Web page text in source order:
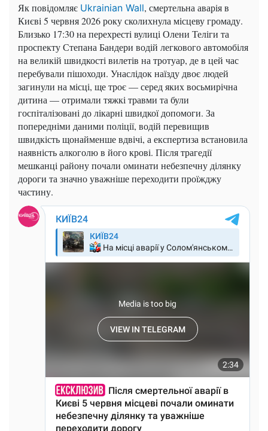
Як повідомляє Ukrainian Wall, смертельна аварія в
Києві 5 червня 2026 року сколихнула місцеву громаду.
Близько 17:30 на перехресті вулиці Олени Теліги та
проспекту Степана Бандери водій легкового автомобіля
на великій швидкості вилетів на тротуар, де в цей час
перебували пішоходи. Унаслідок наїзду двоє людей
загинули на місці, ще троє — серед яких восьмирічна
дитина — отримали тяжкі травми та були
госпіталізовані до лікарні швидкої допомоги. За
попередніми даними поліції, водій перевищив
швидкість щонайменше вдвічі, а експертиза встановила
наявність алкоголю в його крові. Після трагедії
мешканці району почали оминати небезпечну ділянку
дороги та значно уважніше переходити проїжджу
частину.